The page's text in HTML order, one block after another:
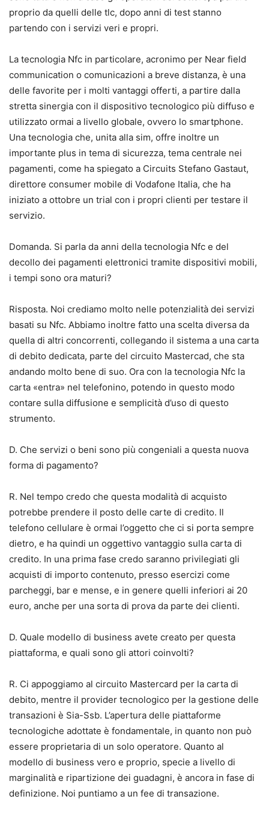
proprio da quelli delle tlc, dopo anni di test stanno
partendo con i servizi veri e propri.
La tecnologia Nfc in particolare, acronimo per Near field
communication o comunicazioni a breve distanza, è una
delle favorite per i molti vantaggi offerti, a partire dalla
stretta sinergia con il dispositivo tecnologico più diffuso e
utilizzato ormai a livello globale, ovvero lo smartphone.
Una tecnologia che, unita alla sim, offre inoltre un
importante plus in tema di sicurezza, tema centrale nei
pagamenti, come ha spiegato a Circuits Stefano Gastaut,
direttore consumer mobile di Vodafone Italia, che ha
iniziato a ottobre un trial con i propri clienti per testare il
servizio.
Domanda. Si parla da anni della tecnologia Nfc e del
decollo dei pagamenti elettronici tramite dispositivi mobili,
i tempi sono ora maturi?
Risposta. Noi crediamo molto nelle potenzialità dei servizi
basati su Nfc. Abbiamo inoltre fatto una scelta diversa da
quella di altri concorrenti, collegando il sistema a una carta
di debito dedicata, parte del circuito Mastercad, che sta
andando molto bene di suo. Ora con la tecnologia Nfc la
carta «entra» nel telefonino, potendo in questo modo
contare sulla diffusione e semplicità d’uso di questo
strumento.
D. Che servizi o beni sono più congeniali a questa nuova
forma di pagamento?
R. Nel tempo credo che questa modalità di acquisto
potrebbe prendere il posto delle carte di credito. Il
telefono cellulare è ormai l’oggetto che ci si porta sempre
dietro, e ha quindi un oggettivo vantaggio sulla carta di
credito. In una prima fase credo saranno privilegiati gli
acquisti di importo contenuto, presso esercizi come
parcheggi, bar e mense, e in genere quelli inferiori ai 20
euro, anche per una sorta di prova da parte dei clienti.
D. Quale modello di business avete creato per questa
piattaforma, e quali sono gli attori coinvolti?
R. Ci appoggiamo al circuito Mastercard per la carta di
debito, mentre il provider tecnologico per la gestione delle
transazioni è Sia-Ssb. L’apertura delle piattaforme
tecnologiche adottate è fondamentale, in quanto non può
essere proprietaria di un solo operatore. Quanto al
modello di business vero e proprio, specie a livello di
marginalità e ripartizione dei guadagni, è ancora in fase di
definizione. Noi puntiamo a un fee di transazione.